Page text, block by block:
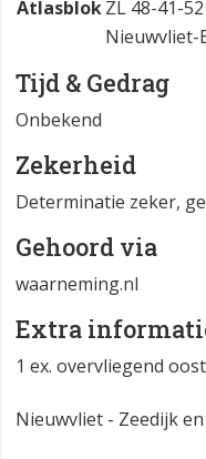
AtlasblokZL 48-41-52
Nieuwvliet-
Tijd & Gedrag
Onbekend
Zekerheid
Determinatie zeker,
Gehoord via
waarneming.nl
Extra
1 ex. overvliegend oost
Nieuwvliet - Zeedijk